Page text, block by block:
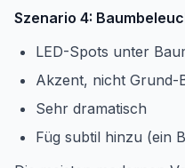
Szenario 4:
LED-Spots unter
Akzent, nicht Grund-
Sehr dramatisch
Füg subtil hinzu (ein